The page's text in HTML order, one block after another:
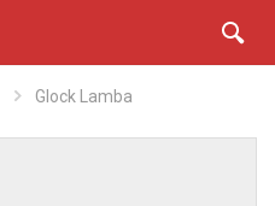
Glock Lamba